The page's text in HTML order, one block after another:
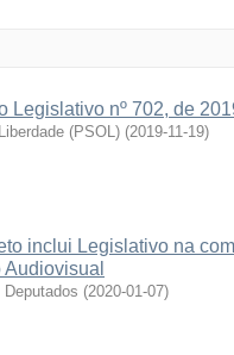
Legislativo nº 702, de
(PSOL) (2019-11-19)
inclui Legislativo na
(2020-01-07)